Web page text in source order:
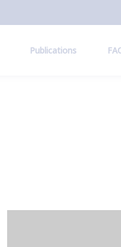
Publications